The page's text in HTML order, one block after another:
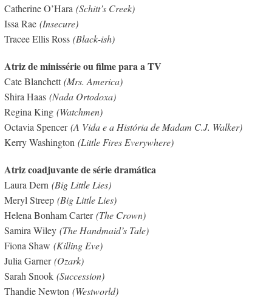
Catherine O’Hara(Schitt’s Creek)
Issa Rae(Insecure)
Tracee Ellis Ross(Black-ish)
Atriz de minissérie ou filme para a TV
Cate Blanchett(Mrs. America)
Shira Haas(Nada Ortodoxa)
Regina King(Watchmen)
Octavia Spencer(A Vida e a História de Madam C.J. Walker)
Kerry Washington (Little Fires Everywhere)
Atriz coadjuvante de série dramática
Laura Dern (Big Little Lies)
Meryl Streep (Big Little Lies)
Helena Bonham Carter(The Crown)
Samira Wiley (The Handmaid’s Tale)
Fiona Shaw (Killing Eve)
Julia Garner(Ozark)
Sarah Snook (Succession)
Thandie Newton (Westworld)